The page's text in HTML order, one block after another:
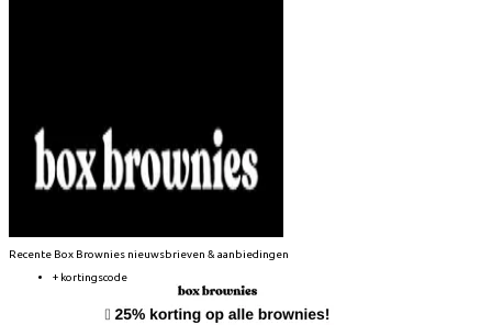
Recente Box Brownies nieuwsbrieven & aanbiedingen
+ kortingscode